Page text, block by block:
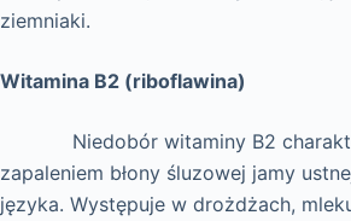
ziemniaki.
Witamina B2 (riboflawina)
Niedobór witaminy B2
zapaleniem błony śluzowej jamy
języka. Występuje w drożdżach,